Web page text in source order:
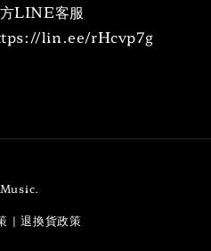
LINE客服
lin.ee/rHcvp7g
|退換貨政策